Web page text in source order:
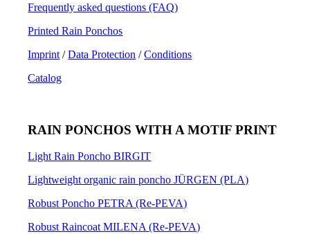
Frequently asked questions (FAQ)
Printed Rain Ponchos
Imprint /Data Protection /Conditions
Catalog
RAIN PONCHOS WITH A MOTIF PRINT
Light Rain Poncho BIRGIT
Lightweight organic rain poncho JÜRGEN (PLA)
Robust Poncho PETRA (Re-PEVA)
Robust Raincoat MILENA (Re-PEVA)